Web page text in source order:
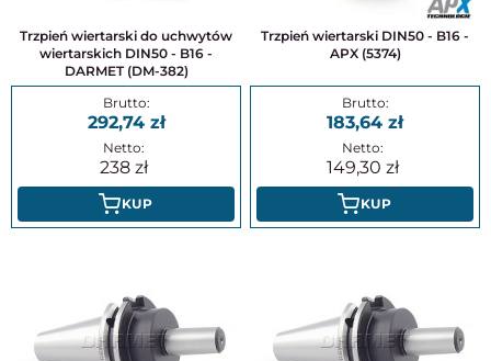
Trzpień wiertarski do uchwytów
wiertarskich DIN50 - B16 -
DARMET (DM-382)
292,74
238
KUP
Trzpień wiertarski DIN50 - B16 -
APX (5374)
183,64
149,30
KUP